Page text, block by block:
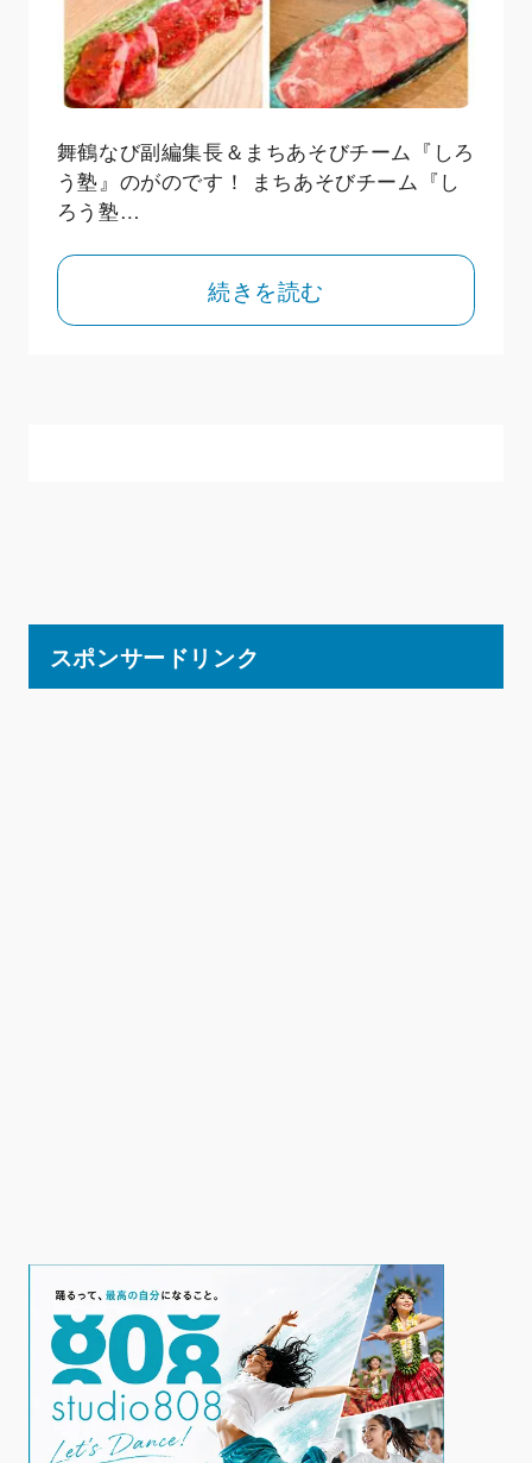
舞鶴なび副編集長＆まちあそびチーム『しろ
う塾』のがのです！ まちあそびチーム『し
ろう塾…
続きを読む
スポンサードリンク